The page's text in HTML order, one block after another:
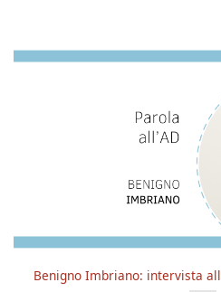
Benigno Imbriano: intervista